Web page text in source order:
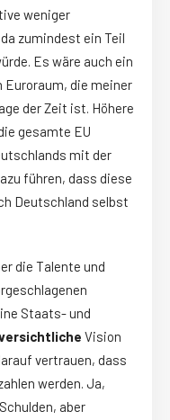
weniger
zumindest ein Teil
Es wäre auch ein
die meiner
der Zeit ist. Höhere
gesamte EU
mit der
führen, dass diese
Deutschland selbst
die Talente und
Staats- und
Vision
vertrauen, dass
werden. Ja,
aber